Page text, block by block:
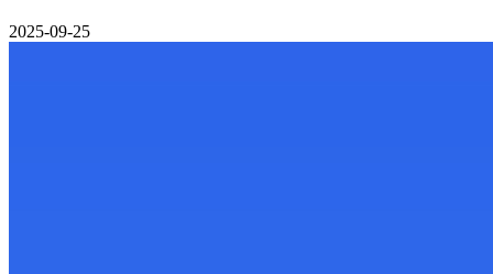
2025-09-25